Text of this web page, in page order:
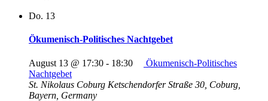
Do. 13
Ökumenisch-Politisches Nachtgebet
August 13 @ 17:30 - 18:30
Ökumenisch-Politisches
Nachtgebet
St. Nikolaus Coburg Ketschendorfer Straße 30, Coburg,
Bayern, Germany